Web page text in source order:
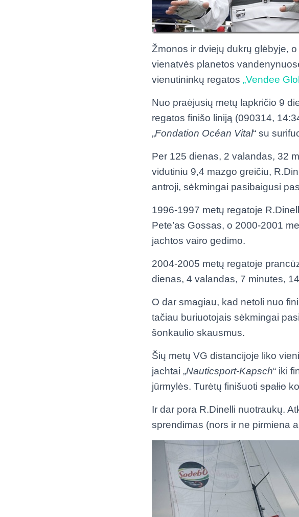
Žmonos ir dviejų dukrų glėbyje,
vienatvės planetos
vienutininkų regatos „Vendee
Nuo praėjusių metų lapkričio 9
regatos finišo liniją (090314,
„Fondation Océan Vital“ su
Per 125 dienas, 2 valandas, 32
vidutiniu 9,4 mazgo greičiu,
antroji, sėkmingai pasibaigusi
1996-1997 metų regatoje
Pete’as Gossas, o 2000-2001
jachtos vairo gedimo.
2004-2005 metų regatoje
dienas, 4 valandas, 7 minutes,
O dar smagiau, kad netoli nuo
tačiau buriuotojais sėkmingai
šonkaulio skausmus.
Šių metų VG distancijoje liko
jachtai „Nauticsport-Kapsch“ iki
jūrmylės. Turėtų finišuoti spalio
Ir dar pora R.Dinelli nuotraukų.
sprendimas (nors ir ne pirmiena